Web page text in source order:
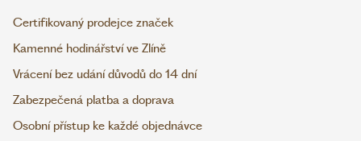
Certifikovaný prodejce značek
Kamenné hodinářství ve Zlíně
Vrácení bez udání důvodů do 14 dní
Zabezpečená platba a doprava
Osobní přístup ke každé objednávce